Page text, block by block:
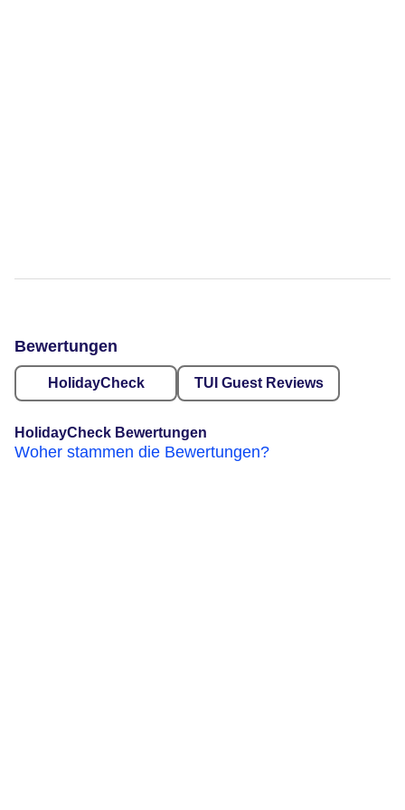
Bewertungen
HolidayCheck TUI Guest Reviews
HolidayCheck Bewertungen
Woher stammen die Bewertungen?